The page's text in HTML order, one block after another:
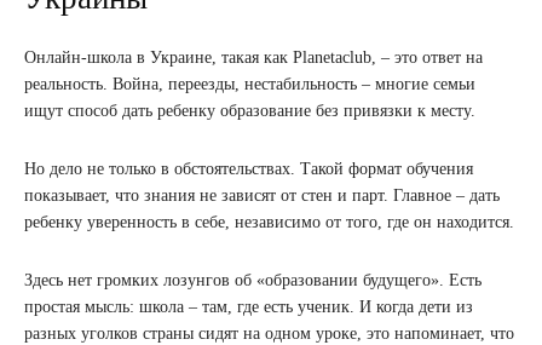
Онлайн-школа в Украине, такая как Planetaclub, – это ответ на
реальность. Война, переезды, нестабильность – многие семьи
ищут способ дать ребенку образование без привязки к месту.
Но дело не только в обстоятельствах. Такой формат обучения
показывает, что знания не зависят от стен и парт. Главное – дать
ребенку уверенность в себе, независимо от того, где он находится.
Здесь нет громких лозунгов об «образовании будущего». Есть
простая мысль: школа – там, где есть ученик. И когда дети из
разных уголков страны сидят на одном уроке, это напоминает, что